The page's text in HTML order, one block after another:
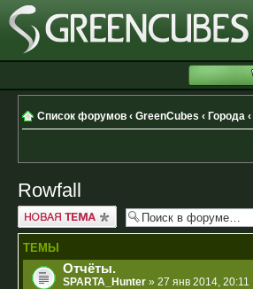
Список форумов ‹ GreenCubes ‹ Города ‹
Rowfall
Новая тема
ТЕМЫ
Отчёты.
SPARTA_Hunter » 27 янв 2014, 20:11